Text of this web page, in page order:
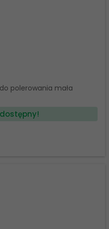
polerowania mała